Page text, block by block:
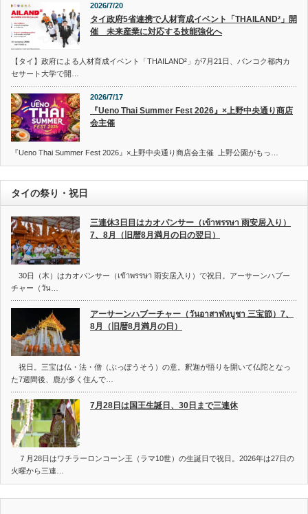
2026/7/20
タイ政府5省連携で人材育成イベント「THAILAND²」開
催 未来産業に対応する技能強化へ
【タイ】政府による人材育成イベント「THAILAND²」が7月21日、バンコク都内カ
セサート大学で開…
2026/7/17
『Ueno Thai Summer Fest 2026』×上野中央通り商店
会主催
『Ueno Thai Summer Fest 2026』×上野中央通り商店会主催 上野公園がもっ…
タイの祭り・祝日
三連休3日目はカオパンサー（เข้าพรรษา 雨安居入り）
7、8月（旧暦8月満月の日の翌日）
30日（木）はカオパンサー（เข้าพรรษา 雨安居入り）で祝日。アーサーンハブー
チャー（วัน…
アーサーンハブーチャー（วันอาสาฬหบูชา 三宝節）7、
8月（旧暦8月満月の日）
祝日。三宝は仏・法・僧（ぶっぽうそう）の意。釈迦が悟りを開いて仏陀となっ
た7週間後、鹿が多く住んで…
7月28日は国王生誕日、30日まで三連休
７月28日はワチラーロンコーン王（ラマ10世）の生誕日で祝日。2026年は27日の
火曜から三連…